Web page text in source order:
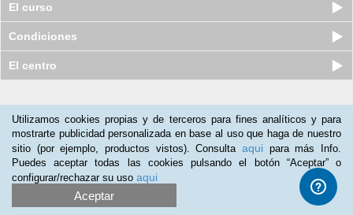
El curso
Condiciones
El centro
Jordi Amela(23-10-2016)
El entorno de aprendizaje es correcto.
Curso online de Implantación de la
Utilizamos cookies propias y de terceros para fines analíticos y para
mostrarte publicidad personalizada en base al uso que haga de nuestro
sitio (por ejemplo, productos vistos). Consulta aqui para más Info.
Puedes aceptar todas las cookies pulsando el botón “Aceptar” o
configurar/rechazar su uso aqui
Aceptar